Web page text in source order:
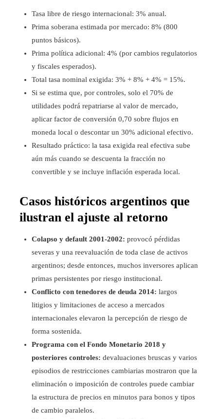
Tasa libre de riesgo internacional: 3% anual.
Prima soberana estimada por mercado: 8% (800
puntos básicos).
Prima política adicional: 4% (por cambios regulatorios
y fiscales esperados).
Total tasa nominal exigida: 3% + 8% + 4% = 15%.
Si se estima que, por controles, solo el 70% de
utilidades podrá repatriarse al valor de mercado,
aplicar factor de conversión 0,70 sobre flujos en
moneda local o descontar un 30% adicional efectivo.
Resultado práctico: la tasa exigida real efectiva sube
aún más cuando se descuenta la fracción no
convertible y se incluye inflación esperada local.
Casos históricos argentinos que
ilustran el ajuste al retorno
Colapso y default 2001-2002: provocó pérdidas
severas y una reevaluación de toda clase de activos
argentinos; desde entonces, muchos inversores aplican
primas persistentes por riesgo institucional.
Conflicto con tenedores de deuda 2014: largos
litigios y limitaciones de acceso a mercados
internacionales elevaron la percepción de riesgo de
forma sostenida.
Programa con el Fondo Monetario 2018 y
posteriores controles: devaluaciones bruscas y varios
episodios de restricciones cambiarias mostraron que la
eliminación o imposición de controles puede cambiar
la estructura de precios en minutos para bonos y tipos
de cambio paralelos.